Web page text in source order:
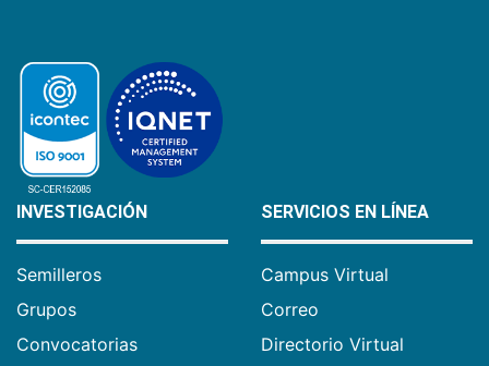
INVESTIGACIÓN
Semilleros
Grupos
Convocatorias
SERVICIOS EN LÍNEA
Campus Virtual
Correo
Directorio Virtual